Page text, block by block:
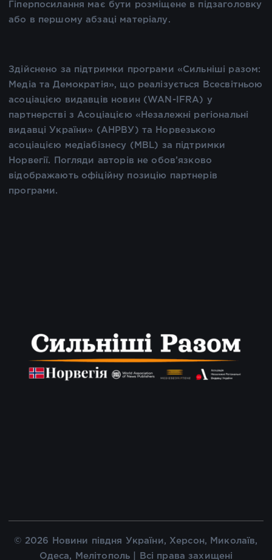
Гіперпосилання має бути розміщене в підзаголовку
або в першому абзаці матеріалу.
Здійснено за підтримки програми «Сильніші разом:
Медіа та Демократія», що реалізується Всесвітньою
асоціацією видавців новин (WAN-IFRA) у
партнерстві з Асоціацією «Незалежні регіональні
видавці України» (АНРВУ) та Норвезькою
асоціацією медіабізнесу (MBL) за підтримки
Норвегії. Погляди авторів не обов’язково
відображають офіційну позицію партнерів
програми.
© 2026 Новини півдня України, Херсон, Миколаїв,
Одеса, Мелітополь | Всі права захищені